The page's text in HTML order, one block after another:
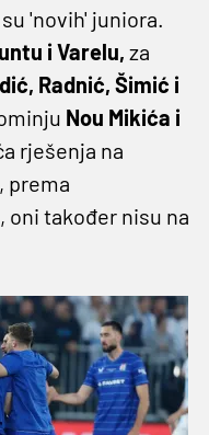
'novih' juniora.
i Varelu, za
Radnić, Šimić i
Nou Mikića i
rješenja na
prema
, oni također nisu na